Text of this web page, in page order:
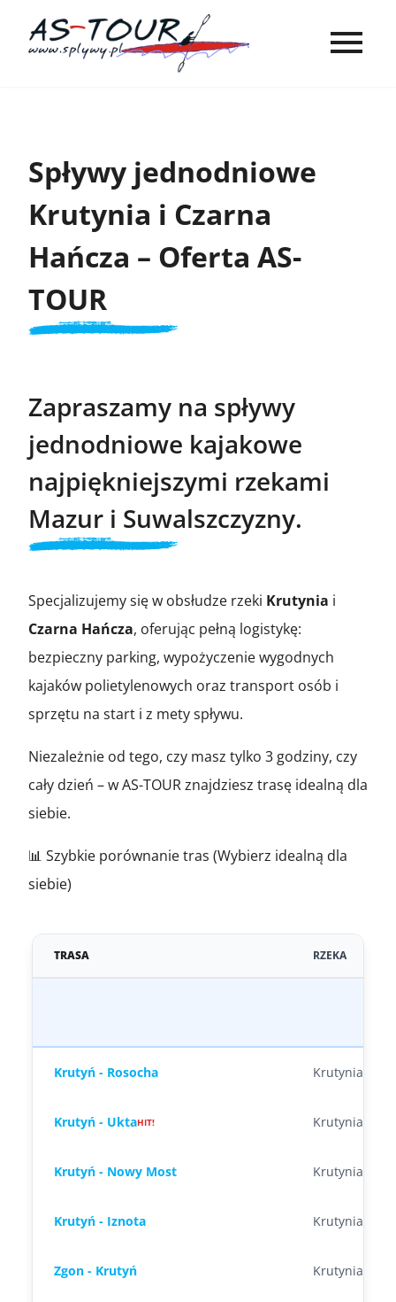
Spływy jednodniowe
Krutynia i Czarna
Hańcza – Oferta AS-
TOUR
Zapraszamy na spływy
jednodniowe kajakowe
najpiękniejszymi rzekami
Mazur i Suwalszczyzny.
Specjalizujemy się w obsłudze rzeki Krutynia i
Czarna Hańcza, oferując pełną logistykę:
bezpieczny parking, wypożyczenie wygodnych
kajaków polietylenowych oraz transport osób i
sprzętu na start i z mety spływu.
Niezależnie od tego, czy masz tylko 3 godziny, czy
cały dzień – w AS-TOUR znajdziesz trasę idealną dla
siebie.
📊 Szybkie porównanie tras (Wybierz idealną dla
siebie)
TRASA RZEKA
Krutyń - Rosocha Krutynia
Krutyń - UktaHIT! Krutynia
Krutyń - Nowy Most Krutynia
Krutyń - Iznota Krutynia
Zgon - Krutyń Krutynia